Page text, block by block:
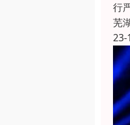
行
芜
23-